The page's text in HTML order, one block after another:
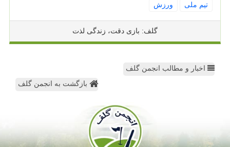
تیم ملی
ورزش
گلف: بازی دقت، زندگی لذت
اخبار و مطالب انجمن گلف
بازگشت به انجمن گلف